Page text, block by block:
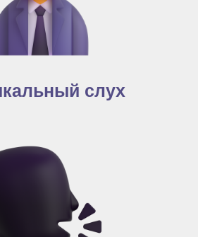
слух